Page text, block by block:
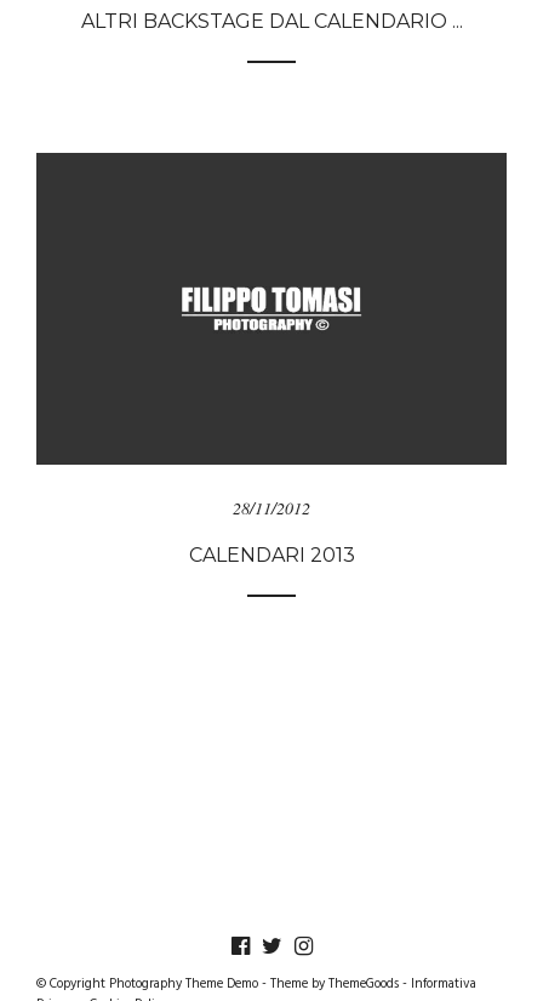
ALTRI BACKSTAGE DAL CALENDARIO ...
28/11/2012
CALENDARI 2013
© Copyright Photography Theme Demo - Theme by ThemeGoods - Informativa